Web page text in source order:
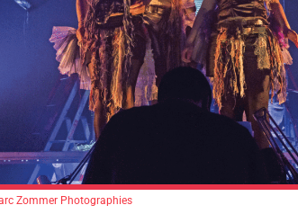
Zommer Photographies